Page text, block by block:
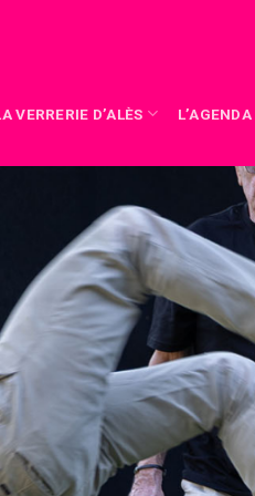
VERRERIE D’ALÈS L’AGENDA